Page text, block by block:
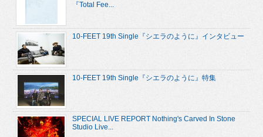
『Total Fee...
10-FEET 19th Single『シエラのように』インタビュー
10-FEET 19th Single『シエラのように』特集
SPECIAL LIVE REPORT Nothing's Carved In Stone
Studio Live...